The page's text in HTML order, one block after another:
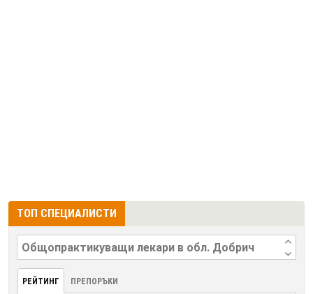
ТОП СПЕЦИАЛИСТИ
РЕЙТИНГ ПРЕПОРЪКИ